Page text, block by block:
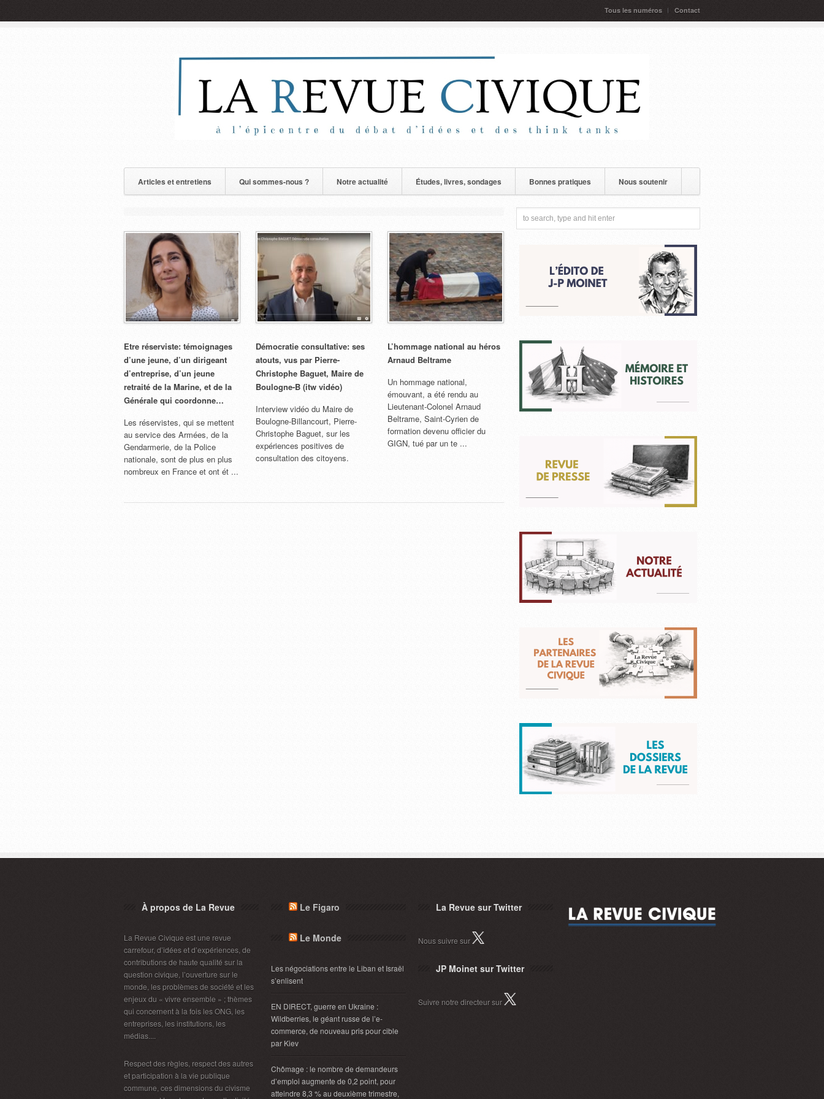
Tous les numéros Contact
Articles et entretiens Qui sommes-nous ? Notre actualité Études, livres, sondages Bonnes pratiques Nous soutenir
Etre réserviste: témoignages
d’une jeune, d’un dirigeant
d’entreprise, d’un jeune
retraité de la Marine, et de la
Générale qui coordonne…
Les réservistes, qui se mettent
au service des Armées, de la
Gendarmerie, de la Police
nationale, sont de plus en plus
nombreux en France et ont ét ...
Démocratie consultative: ses
atouts, vus par Pierre-
Christophe Baguet, Maire de
Boulogne-B (itw vidéo)
Interview vidéo du Maire de
Boulogne-Billancourt, Pierre-
Christophe Baguet, sur les
expériences positives de
consultation des citoyens.
L’hommage national au héros
Arnaud Beltrame
Un hommage national,
émouvant, a été rendu au
Lieutenant-Colonel Arnaud
Beltrame, Saint-Cyrien de
formation devenu officier du
GIGN, tué par un te ...
À propos de La Revue
La Revue Civique est une revue
carrefour, d’idées et d’expériences, de
contributions de haute qualité sur la
question civique, l’ouverture sur le
monde, les problèmes de société et les
enjeux du « vivre ensemble » ; thèmes
qui concernent à la fois les ONG, les
entreprises, les institutions, les
médias....
Respect des règles, respect des autres
et participation à la vie publique
commune, ces dimensions du civisme
Le Figaro
Le Monde
Les négociations entre le Liban et Israël
s’enlisent
EN DIRECT, guerre en Ukraine :
Wildberries, le géant russe de l’e-
commerce, de nouveau pris pour cible
par Kiev
Chômage : le nombre de demandeurs
d’emploi augmente de 0,2 point, pour
atteindre 8,3 % au deuxième trimestre,
La Revue sur Twitter
Nous suivre sur
JP Moinet sur Twitter
Suivre notre directeur sur